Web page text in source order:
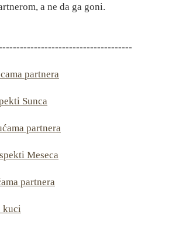
a ne da ga goni.
partnera
Sunca
partnera
Meseca
partnera
kuci